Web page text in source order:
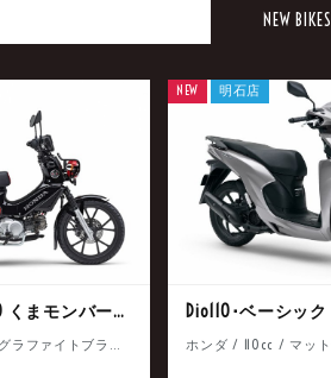
NEW BIKES
クロスカブ110 くまモンバージョン
ホンダ / 110cc / グラファイトブラック
Dio110･ベーシック
NEW 明石店